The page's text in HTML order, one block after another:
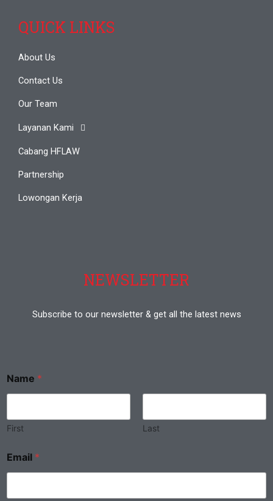
QUICK LINKS
About Us
Contact Us
Our Team
Layanan Kami
Cabang HFLAW
Partnership
Lowongan Kerja
NEWSLETTER
Subscribe to our newsletter & get all the latest news
Name *
First Last
Email *